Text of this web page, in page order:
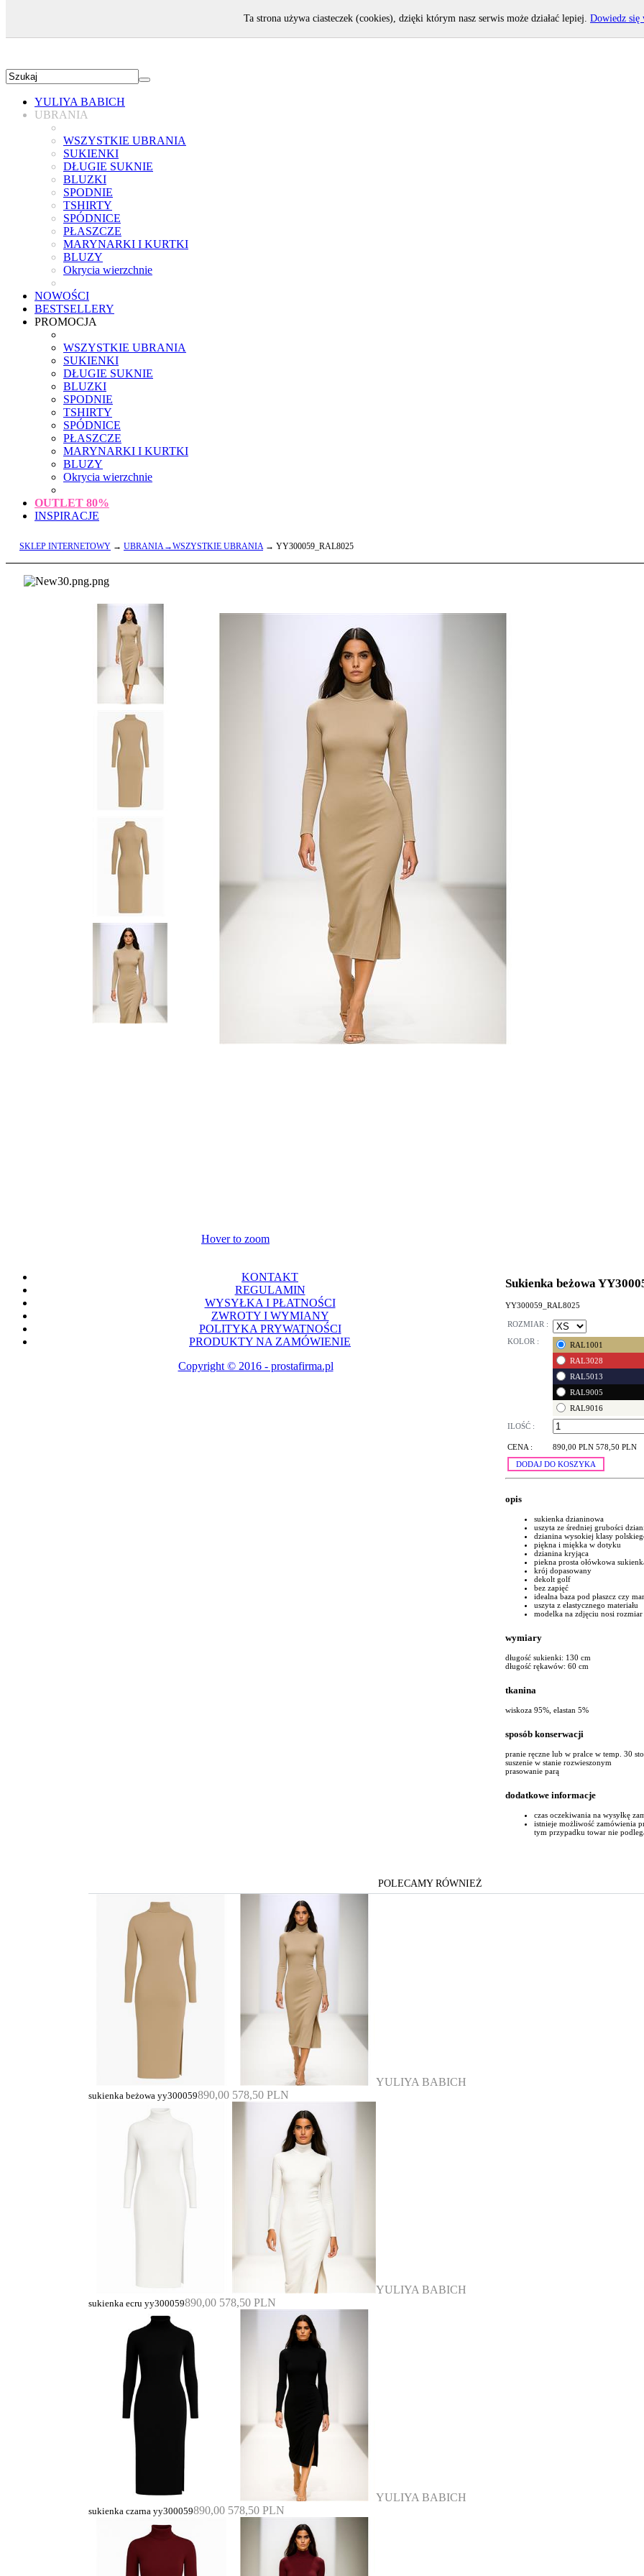
YULIYA BABICH
UBRANIA
WSZYSTKIE UBRANIA
SUKIENKI
DŁUGIE SUKNIE
BLUZKI
SPODNIE
TSHIRTY
SPÓDNICE
PŁASZCZE
MARYNARKI I KURTKI
BLUZY
Okrycia wierzchnie
NOWOŚCI
BESTSELLERY
PROMOCJA
WSZYSTKIE UBRANIA
SUKIENKI
DŁUGIE SUKNIE
BLUZKI
SPODNIE
TSHIRTY
SPÓDNICE
PŁASZCZE
MARYNARKI I KURTKI
BLUZY
Okrycia wierzchnie
OUTLET 80%
INSPIRACJE
SKLEP INTERNETOWY → UBRANIA→WSZYSTKIE UBRANIA→ YY300059_RAL8025
Hover to zoom
Sukienka beżowa
YY300059_RAL8025
ROZMIAR :
KOLOR :
RAL1001
RAL3028
RAL5013
RAL9005
RAL9016
ILOŚĆ :
CENA : 890,00 PLN 578,50 PLN
DODAJ DO KOSZYKA
opis
sukienka dzianinowa
uszyta ze średniej grubości
dzianina wysokiej klasy
piękna i miękka w dotyku
dzianina kryjąca
piekna prosta ołówkowa
krój dopasowany
dekolt golf
bez zapięć
idealna baza pod płaszcz czy
uszyta z elastycznego materiału
modelka na zdjęciu nosi
wymiary
długość sukienki: 130 cm
długość rękawów: 60 cm
tkanina
wiskoza 95%, elastan 5%
sposób konserwacji
pranie ręczne lub w pralce w temp. 30
suszenie w stanie rozwieszonym
prasowanie parą
dodatkowe informacje
czas oczekiwania na wysyłkę
istnieje możliwość zamówienia
tym przypadku towar nie
POLECAMY RÓWNIEŻ
YULIYA BABICH
sukienka beżowa yy300059890,00 578,50 PLN
YULIYA BABICH
sukienka ecru yy300059890,00 578,50 PLN
YULIYA BABICH
sukienka czarna yy300059890,00 578,50 PLN
KONTAKT
REGULAMIN
WYSYŁKA I PŁATNOŚCI
ZWROTY I WYMIANY
POLITYKA PRYWATNOŚCI
PRODUKTY NA ZAMÓWIENIE
Copyright © 2016 - prostafirma.pl
Ta strona używa ciasteczek (cookies), dzięki którym nasz serwis może działać lepiej. Dowiedz się